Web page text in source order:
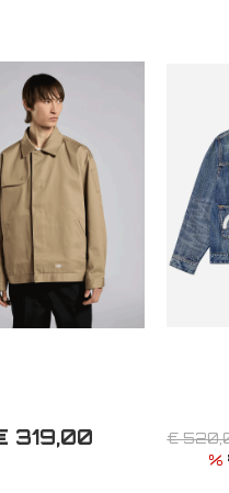
319,00 €
%